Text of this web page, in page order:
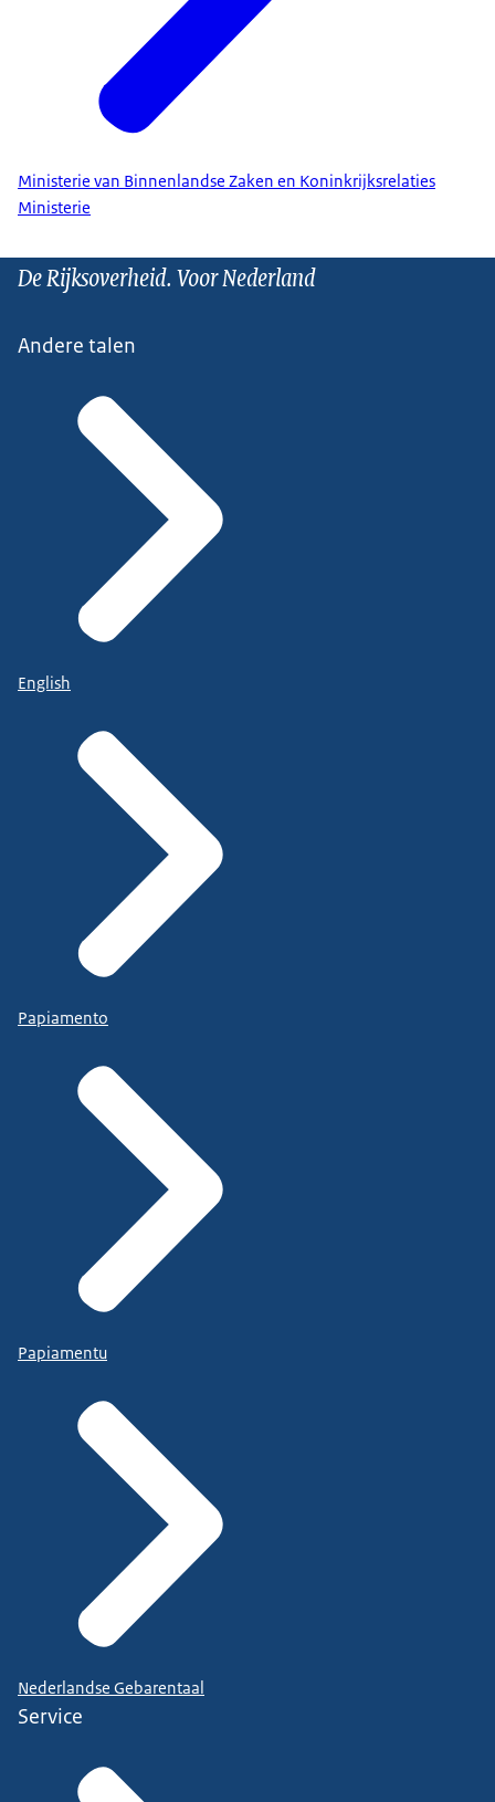
Ministerie van Binnenlandse Zaken en Koninkrijksrelaties
Ministerie
De Rijksoverheid. Voor Nederland
Andere talen
English
Papiamento
Papiamentu
Nederlandse Gebarentaal
Service